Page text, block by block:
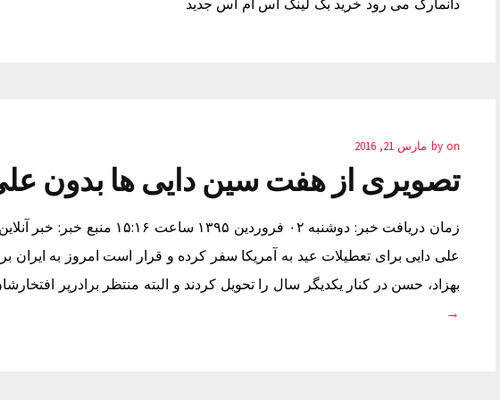
دانمارک می رود خرید بک لینک اس ام اس جدید
by on مارس 21, 2016
تصویری از هفت سین دایی ها بدون
زمان دریافت خبر: دوشنبه ۰۲
علی دایی برای تعطیلات عید به آمریکا سفر کرده و قرار است امروز به ایران
بهزاد، حسن در کنار یکدیگر سال را تحویل کردند و البته منتظر برادرپر افتخارشان
→